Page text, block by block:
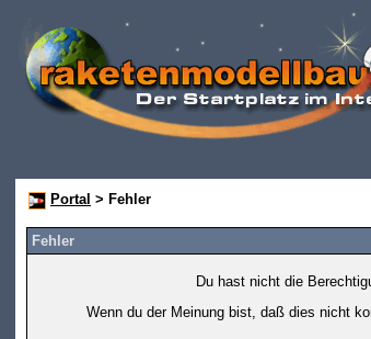
Portal > Fehler
Fehler
Du hast nicht die
Wenn du der Meinung bist, daß dies nicht